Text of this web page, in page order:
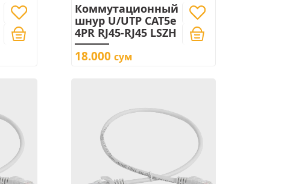
Коммутационный
шнур U/UTP CAT5e
4PR RJ45-RJ45 LSZH
18.000 сум